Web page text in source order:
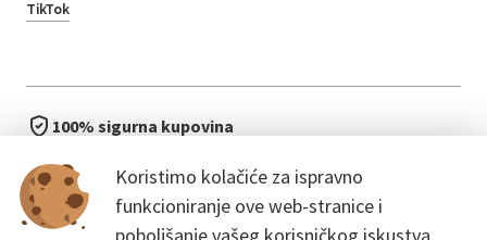
Koristimo kolačiće za ispravno
funkcioniranje ove web-stranice i
TikTok
100% sigurna kupovina
bez čekanja u redu